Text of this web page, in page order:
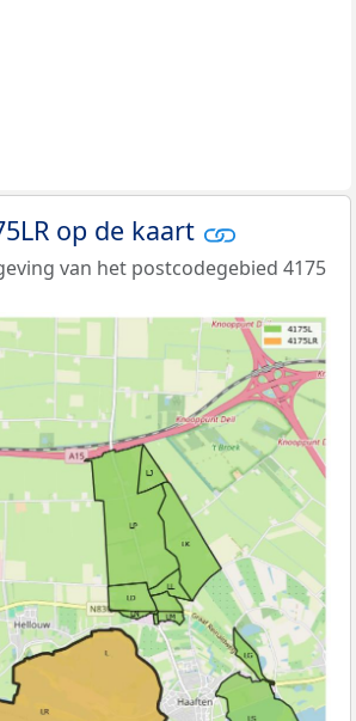
op de kaart
van het postcodegebied 4175